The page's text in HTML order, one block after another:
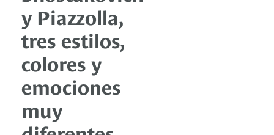
y Piazzolla,
tres estilos,
colores y
emociones
muy